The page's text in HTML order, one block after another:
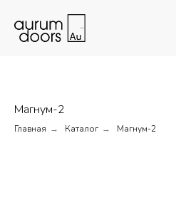
Магнум-2
Главная → Каталог → Магнум-2